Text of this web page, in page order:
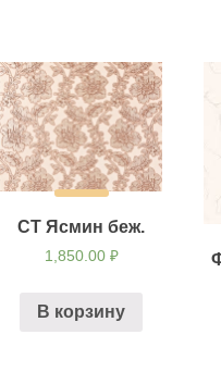
СТ Ясмин беж.
1,850.00 ₽
В корзину